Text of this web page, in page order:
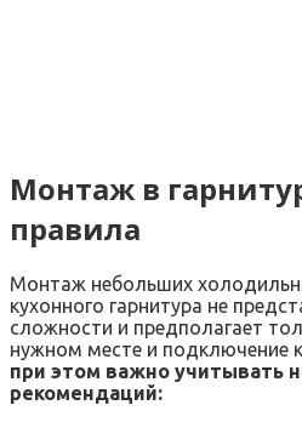
Монтаж в
правила
Монтаж небольших
кухонного гарнитура не
сложности и предполагает
нужном месте и подключение к
при этом важно учитывать
рекомендаций: